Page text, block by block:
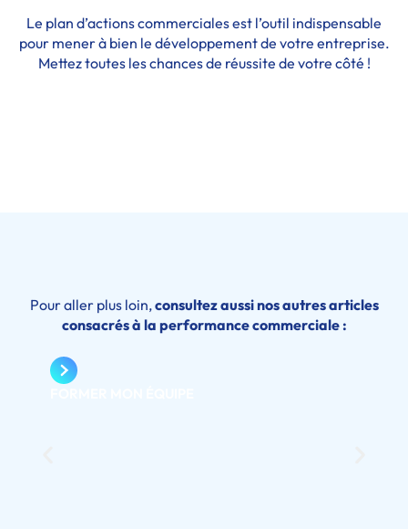
Le plan d’actions commerciales est l’outil indispensable
pour mener à bien le développement de votre entreprise.
Mettez toutes les chances de réussite de votre côté !
Pour aller plus loin,consultez aussi nos autres articles
consacrés à la performance commerciale :